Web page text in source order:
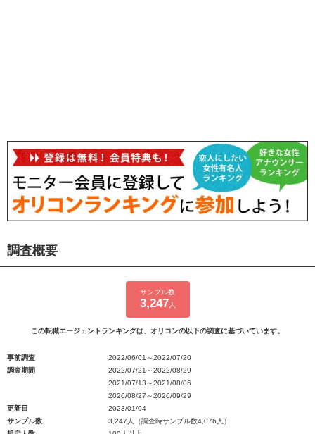
調査概要
サンプル数
3,247 人
この転職エージェントランキングは、オリコンの以下の調査に基づいています。
事前調査
2022/06/01～2022/07/20
調査期間
2022/07/21～2022/08/29
2021/07/13～2021/08/06
2020/08/27～2020/09/29
更新日
2023/01/04
サンプル数
3,247人（調査時サンプル数4,076人）